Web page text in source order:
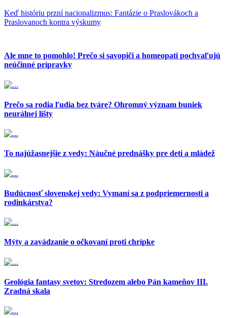
Keď históriu przní nacionalizmus: Fantázie o Praslovákoch a
Praslovanoch kontra výskumy
Ale mne to pomohlo! Prečo si savopiči a homeopati pochvaľujú
neúčinné prípravky
Prečo sa rodia ľudia bez tváre? Ohromný význam buniek
neurálnej lišty
To najúžasnejšie z vedy: Náučné prednášky pre deti a mládež
Budúcnosť slovenskej vedy: Vymaní sa z podpriemernosti a
rodinkárstva?
Mýty a zavádzanie o očkovaní proti chrípke
Geológia fantasy svetov: Stredozem alebo Pán kameňov III.
Zradná skala